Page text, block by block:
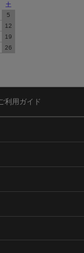
土
5
12
19
26
利用ガイド